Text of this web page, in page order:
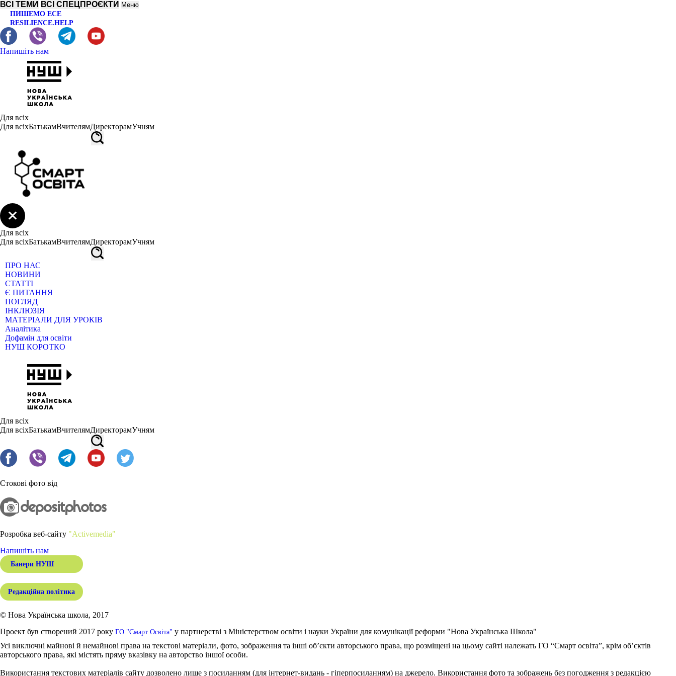
ВСІ ТЕМИ ВСІ СПЕЦПРОЄКТИ Меню
ПИШЕМО ЕСЕ
RESILIENCE.HELP
Напишіть нам
Для всіх
Для всіхБатькамВчителямДиректорамУчням
Для всіх
Для всіхБатькамВчителямДиректорамУчням
ПРО НАС
НОВИНИ
СТАТТІ
Є ПИТАННЯ
ПОГЛЯД
ІНКЛЮЗІЯ
МАТЕРІАЛИ ДЛЯ УРОКІВ
Аналітика
Дофамін для освіти
НУШ КОРОТКО
Для всіх
Для всіхБатькамВчителямДиректорамУчням
Стокові фото від
Розробка веб-сайту "Activemedia"
Напишіть нам
Банери НУШ
Редакційна політика
© Нова Українська школа, 2017
Проект був створений 2017 року ГО "Смарт Освіта" у партнерстві з Міністерством освіти і науки України для комунікації реформи "Нова Українська Школа"
Усі виключні майнові й немайнові права на текстові матеріали, фото, зображення та інші об’єкти авторського права, що розміщені на цьому сайті належать ГО “Смарт освіта”, крім об’єктів
авторського права, які містять пряму вказівку на авторство іншої особи.
Використання текстових матеріалів сайту дозволено лише з посиланням (для інтернет-видань - гіперпосиланням) на джерело. Використання фото та зображень без погодження з редакцією